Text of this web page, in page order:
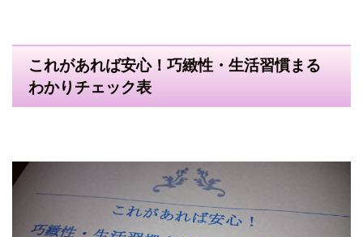
これがあれば安心！巧緻性・生活習慣まる
わかりチェック表